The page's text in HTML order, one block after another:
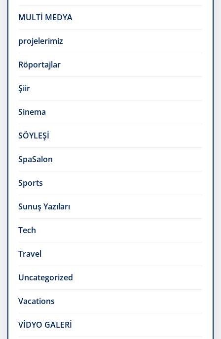
MULTİ MEDYA
projelerimiz
Röportajlar
Şiir
Sinema
SÖYLEŞİ
SpaSalon
Sports
Sunuş Yazıları
Tech
Travel
Uncategorized
Vacations
VİDYO GALERİ